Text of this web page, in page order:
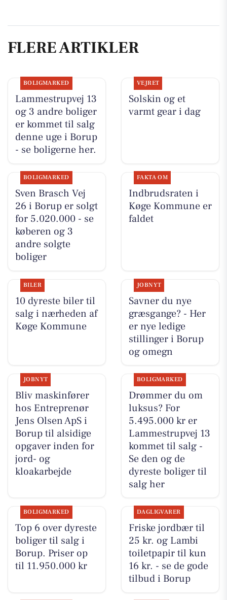
FLERE ARTIKLER
BOLIGMARKED
Lammestrupvej 13
og 3 andre boliger
er kommet til salg
denne uge i Borup
- se boligerne her.
VEJRET
Solskin og et
varmt gear i dag
BOLIGMARKED
Sven Brasch Vej
26 i Borup er solgt
for 5.020.000 - se
køberen og 3
andre solgte
boliger
FAKTA OM
Indbrudsraten i
Køge Kommune er
faldet
BILER
10 dyreste biler til
salg i nærheden af
Køge Kommune
JOBNYT
Savner du nye
græsgange? - Her
er nye ledige
stillinger i Borup
og omegn
JOBNYT
Bliv maskinfører
hos Entreprenør
Jens Olsen ApS i
Borup til alsidige
opgaver inden for
jord- og
kloakarbejde
BOLIGMARKED
Drømmer du om
luksus? For
5.495.000 kr er
Lammestrupvej 13
kommet til salg -
Se den og de
dyreste boliger til
salg her
BOLIGMARKED
Top 6 over dyreste
boliger til salg i
Borup. Priser op
til 11.950.000 kr
DAGLIGVARER
Friske jordbær til
25 kr. og Lambi
toiletpapir til kun
16 kr. - se de gode
tilbud i Borup